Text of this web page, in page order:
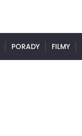
PORADY FILMY